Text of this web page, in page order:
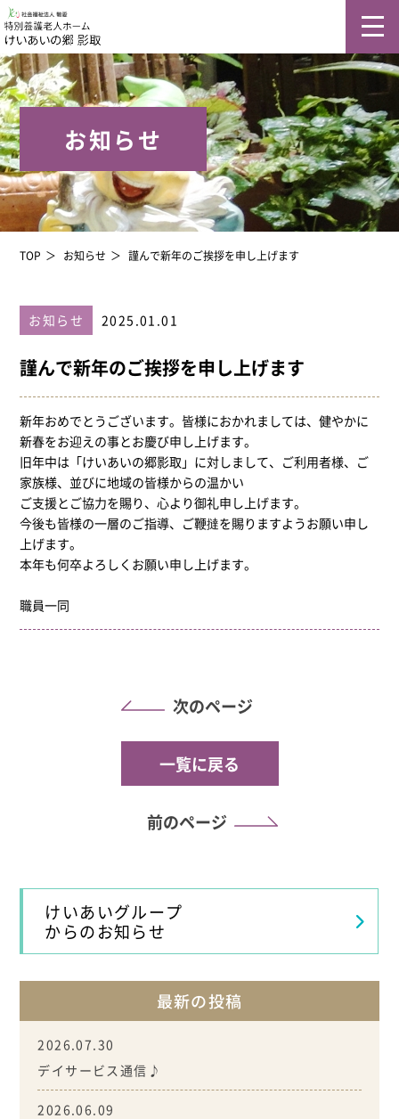
お知らせ
TOP お知らせ 謹んで新年のご挨拶を申し上げます
お知らせ 2025.01.01
謹んで新年のご挨拶を申し上げます
新年おめでとうございます。皆様におかれましては、健やかに
新春をお迎えの事とお慶び申し上げます。
旧年中は「けいあいの郷影取」に対しまして、ご利用者様、ご
家族様、並びに地域の皆様からの温かい
ご支援とご協力を賜り、心より御礼申し上げます。
今後も皆様の一層のご指導、ご鞭撻を賜りますようお願い申し
上げます。
本年も何卒よろしくお願い申し上げます。
職員一同
次のページ
一覧に戻る
前のページ
けいあいグループ
からのお知らせ
最新の投稿
2026.07.30
デイサービス通信♪
2026.06.09